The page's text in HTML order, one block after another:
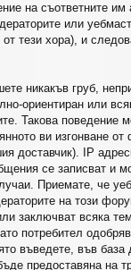
на съответните им
или
тези хора), и
никакъв груб,
ориентиран или
Такова поведение
ви изгонване от
доставчик). IP
се записват и
Приемате, че
на този
заключват всяка
потребител
въведете, във база
предоставяна на